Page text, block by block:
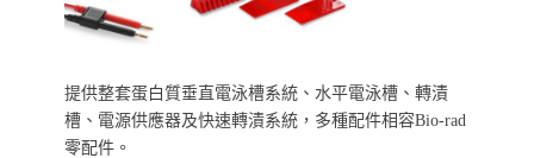
提供整套蛋白質垂直電泳槽系統、水平電泳槽、轉漬
槽、電源供應器及快速轉漬系統，多種配件相容Bio-rad
零配件。